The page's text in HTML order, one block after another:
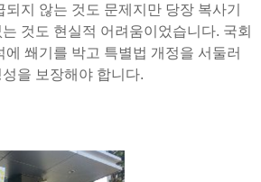
지 않는 것도 문제지만 당장 복사기
것도 현실적 어려움이었습니다. 국회
에 쐐기를 박고 특별법 개정을 서둘러
을 보장해야 합니다.